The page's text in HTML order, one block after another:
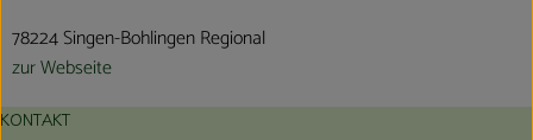
78224 Singen-Bohlingen Regional
zur Webseite
KONTAKT